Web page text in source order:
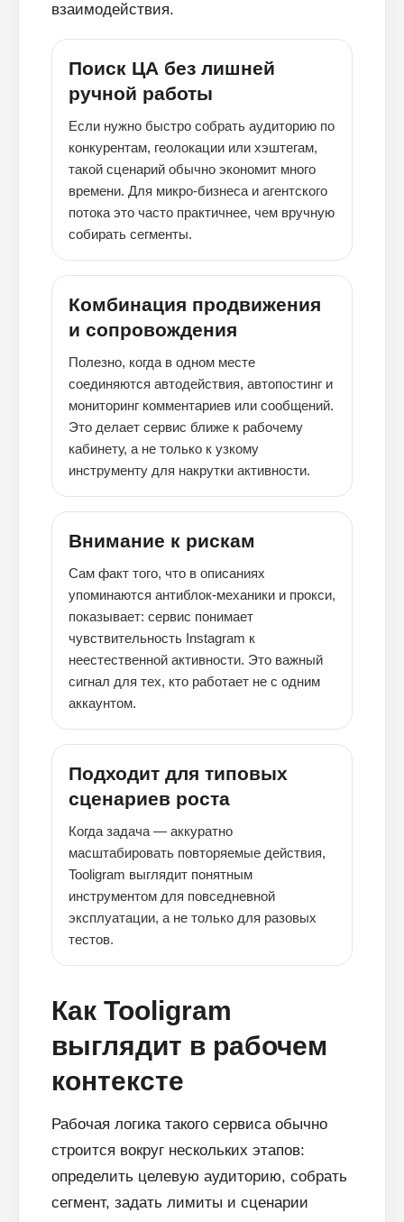
взаимодействия.
Поиск ЦА без лишней
ручной работы
Если нужно быстро собрать аудиторию по
конкурентам, геолокации или хэштегам,
такой сценарий обычно экономит много
времени. Для микро-бизнеса и агентского
потока это часто практичнее, чем вручную
собирать сегменты.
Комбинация продвижения
и сопровождения
Полезно, когда в одном месте
соединяются автодействия, автопостинг и
мониторинг комментариев или сообщений.
Это делает сервис ближе к рабочему
кабинету, а не только к узкому
инструменту для накрутки активности.
Внимание к рискам
Сам факт того, что в описаниях
упоминаются антиблок-механики и прокси,
показывает: сервис понимает
чувствительность Instagram к
неестественной активности. Это важный
сигнал для тех, кто работает не с одним
аккаунтом.
Подходит для типовых
сценариев роста
Когда задача — аккуратно
масштабировать повторяемые действия,
Tooligram выглядит понятным
инструментом для повседневной
эксплуатации, а не только для разовых
тестов.
Как Tooligram
выглядит в рабочем
контексте
Рабочая логика такого сервиса обычно
строится вокруг нескольких этапов:
определить целевую аудиторию, собрать
сегмент, задать лимиты и сценарии